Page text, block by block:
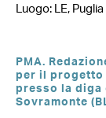
Luogo: LE, Puglia
PMA.
per il progetto
presso la diga
Sovramonte